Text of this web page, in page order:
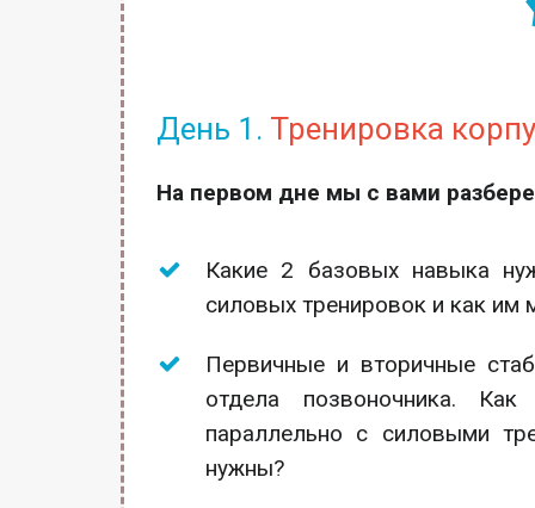
День 1. Тренировка
На первом дне мы с вами
Какие 2 базовых навыка
силовых тренировок и как им
Первичные и вторичные
отдела позвоночника.
параллельно с силовыми
нужны?